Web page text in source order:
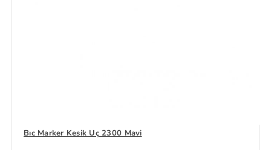
Bıc Marker Kesik Uç 2300 Mavi